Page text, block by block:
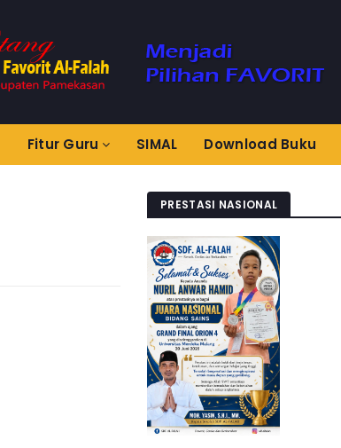
Fitur Guru SIMAL Download Buku
PRESTASI NASIONAL